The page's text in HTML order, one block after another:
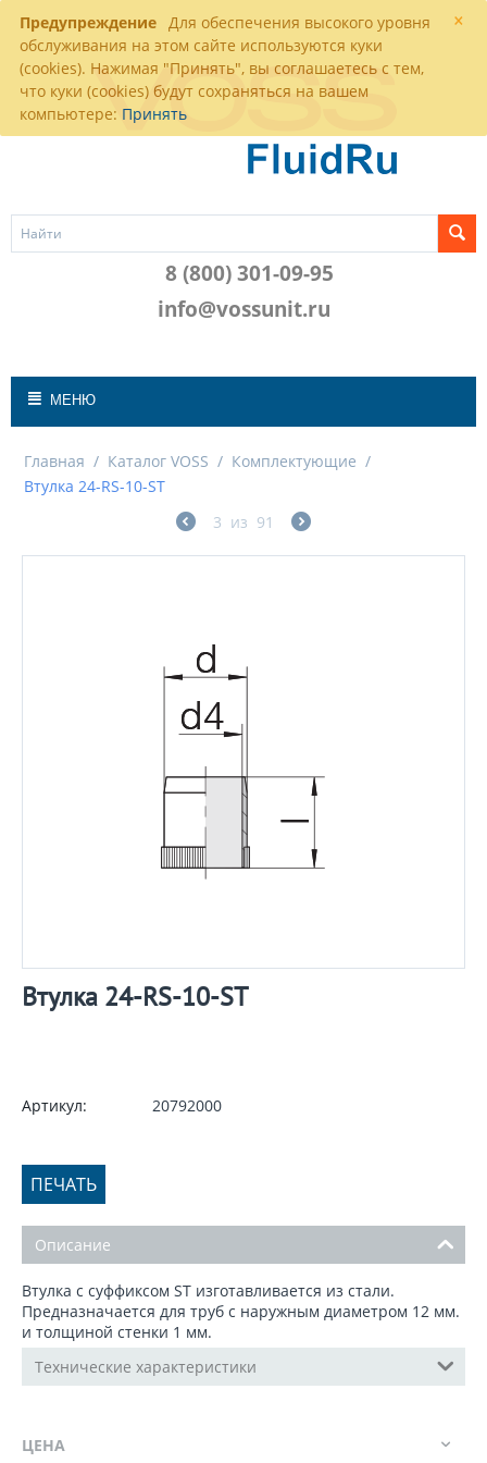
×
Предупреждение Для обеспечения высокого уровня
обслуживания на этом сайте используются куки
(cookies). Нажимая "Принять", вы соглашаетесь с тем,
что куки (cookies) будут сохраняться на вашем
компьютере: Принять
8 (800) 301-09-95
info@vossunit.ru
МЕНЮ
Главная / Каталог VOSS / Комплектующие /
Втулка 24-RS-10-ST
3 из 91
Втулка 24-RS-10-ST
Артикул: 20792000
ПЕЧАТЬ
Описание
Втулка с суффиксом ST изготавливается из стали.
Предназначается для труб с наружным диаметром 12 мм.
и толщиной стенки 1 мм.
Технические характеристики
ЦЕНА